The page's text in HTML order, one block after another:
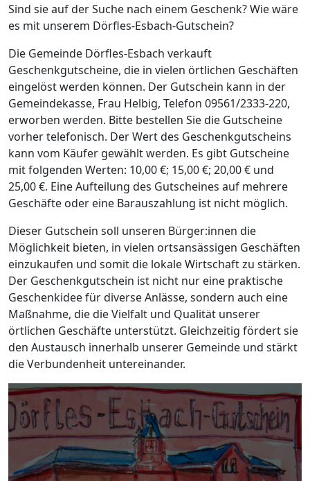
Sind sie auf der Suche nach einem Geschenk? Wie wäre
es mit unserem Dörfles-Esbach-Gutschein?
Die Gemeinde Dörfles-Esbach verkauft
Geschenkgutscheine, die in vielen örtlichen Geschäften
eingelöst werden können. Der Gutschein kann in der
Gemeindekasse, Frau Helbig, Telefon 09561/2333-220,
erworben werden. Bitte bestellen Sie die Gutscheine
vorher telefonisch. Der Wert des Geschenkgutscheins
kann vom Käufer gewählt werden. Es gibt Gutscheine
mit folgenden Werten: 10,00 €; 15,00 €; 20,00 € und
25,00 €. Eine Aufteilung des Gutscheines auf mehrere
Geschäfte oder eine Barauszahlung ist nicht möglich.
Dieser Gutschein soll unseren Bürger:innen die
Möglichkeit bieten, in vielen ortsansässigen Geschäften
einzukaufen und somit die lokale Wirtschaft zu stärken.
Der Geschenkgutschein ist nicht nur eine praktische
Geschenkidee für diverse Anlässe, sondern auch eine
Maßnahme, die die Vielfalt und Qualität unserer
örtlichen Geschäfte unterstützt. Gleichzeitig fördert sie
den Austausch innerhalb unserer Gemeinde und stärkt
die Verbundenheit untereinander.